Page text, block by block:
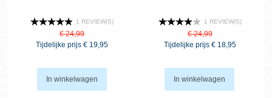
1 REVIEW(S)
€ 24,99
Tijdelijke prijs € 19,95
In winkelwagen
1 REVIEW(S)
€ 24,99
Tijdelijke prijs € 18,95
In winkelwagen